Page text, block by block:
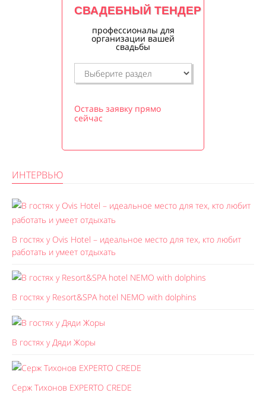
СВАДЕБНЫЙ ТЕНДЕР
профессионалы для
организации вашей
свадьбы
Оставь заявку прямо
сейчас
ИНТЕРВЬЮ
В гостях у Ovis Hotel – идеальное место для тех, кто любит
работать и умеет отдыхать
В гостях у Resort&SPA hotel NEMO with dolphins
В гостях у Дяди Жоры
Серж Тихонов EXPERTO CREDE